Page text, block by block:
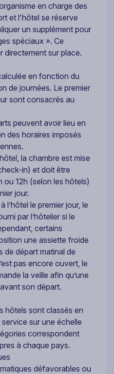
en charge des
et l'hôtel se réserve
un supplément pour
spéciaux ». Ce
directement sur place.
en fonction du
de journées. Le premier
sont consacrés au
peuvent avoir lieu en
des horaires imposés
la chambre est mise
in) et doit être
ou 12h (selon les hôtels)
jour.
l’hôtel le premier jour, le
par l’hôtelier si le
certains
une assiette froide
de départ matinal de
pas encore ouvert, le
la veille afin qu’une
son départ.
hôtels sont classés en
sur une échelle
correspondent
à chaque pays.
défavorables ou